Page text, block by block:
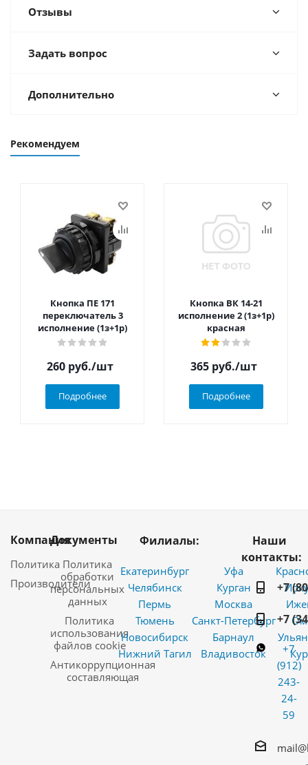
Отзывы
Задать вопрос
Дополнительно
Рекомендуем
Кнопка ПЕ 171
переключатель 3
исполнение (1з+1р)
260 руб./шт
Подробнее
Кнопка ВК 14-21
исполнение 2 (1з+1р)
красная
365 руб./шт
Подробнее
Компания
Политика
Производители
Документы
Политика
обработки
персональных
данных
Политика
использования
файлов cookie
Антикоррупционная
составляющая
Филиалы:
Екатеринбург
Челябинск
Пермь
Тюмень
Новосибирск
Нижний Тагил
Уфа
Курган
Москва
Санкт-Петербург
Барнаул
Владивосток
Наши
контакты:
+7
+7
+7
(912)
243-
24-
59